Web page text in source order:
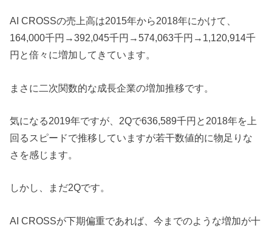
AI CROSSの売上高は2015年から2018年にかけて、
164,000千円→392,045千円→574,063千円→1,120,914千
円と倍々に増加してきています。
まさに二次関数的な成長企業の増加推移です。
気になる2019年ですが、2Qで636,589千円と2018年を上
回るスピードで推移していますが若干数値的に物足りな
さを感じます。
しかし、まだ2Qです。
AI CROSSが下期偏重であれば、今までのような増加が十